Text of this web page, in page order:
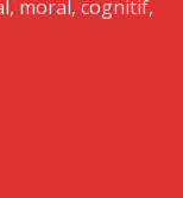
moral, cognitif,